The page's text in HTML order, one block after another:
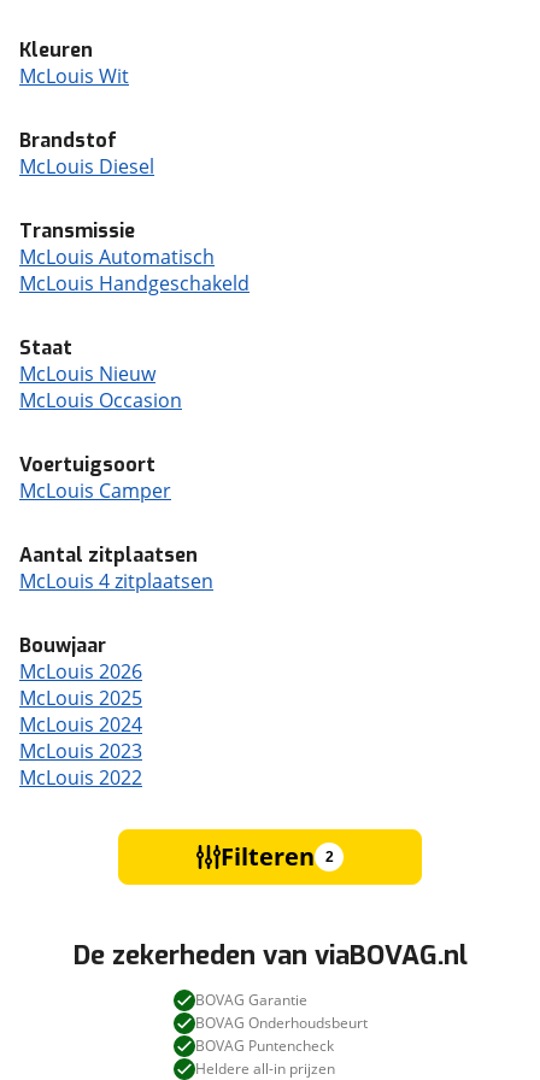
Kleuren
McLouis Wit
Brandstof
McLouis Diesel
Transmissie
McLouis Automatisch
McLouis Handgeschakeld
Staat
McLouis Nieuw
McLouis Occasion
Voertuigsoort
McLouis Camper
Aantal zitplaatsen
McLouis 4 zitplaatsen
Bouwjaar
McLouis 2026
McLouis 2025
McLouis 2024
McLouis 2023
McLouis 2022
Filteren 2
De zekerheden van viaBOVAG.nl
BOVAG Garantie
BOVAG Onderhoudsbeurt
BOVAG Puntencheck
Heldere all-in prijzen